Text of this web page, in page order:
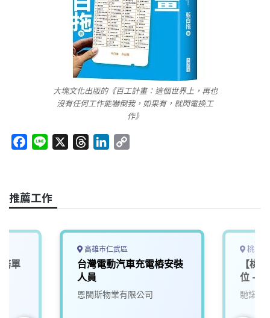
大塊文化出版的《百工計畫：這個世界上，再也
沒有任何工作能嚇倒我，如果有，就閃電換工
作》
b
o
s
I
n
n
推薦工作
單
高雄市仁武區
台灣電動汽車充電樁安裝
人員
恩閤斯物業有限公司
桃園
【桃
位 -
馳諾瓦